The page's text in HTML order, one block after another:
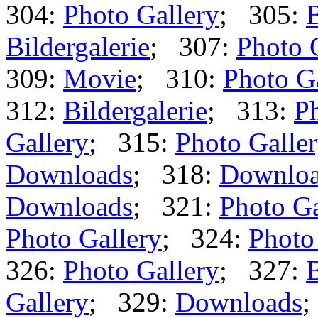
304: Photo Gallery; 305:
Bildergalerie; 307: Photo
309: Movie; 310: Photo
312: Bildergalerie; 313:
Gallery; 315: Photo
Downloads; 318:
Downloads; 321: Photo
Photo Gallery; 324:
326: Photo Gallery; 327:
Gallery; 329: Downloads